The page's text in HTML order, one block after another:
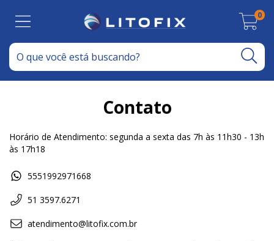
0
Contato
Horário de Atendimento: segunda a sexta das 7h às 11h30 - 13h
às 17h18
5551992971668
51 3597.6271
atendimento@litofix.com.br